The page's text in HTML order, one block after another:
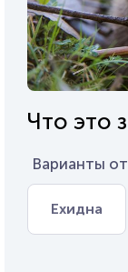
Что это
Варианты
Ехидна